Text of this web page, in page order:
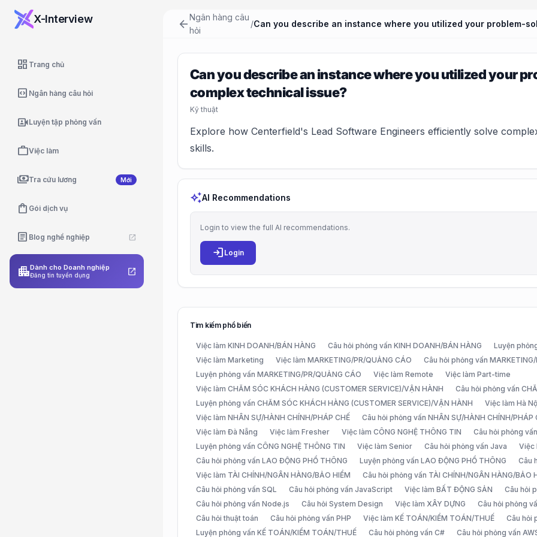
X-Interview
dashboard Trang chủ
code_blocks Ngân hàng câu hỏi
video_camera_frontLuyện tập phỏng vấn
workViệc làm
paymentsTra cứu lương Mới
shopping_bag Gói dịch vụ
article Blog nghề nghiệp open_in_new
apartmentDành cho Doanh nghiệp
Đăng tin tuyển dụng open_in_new
arrow_backNgân hàng câu
hỏi
/
Can you describe an instance where you utilized your
complex technical issue?
Kỹ thuật
Explore how Centerfield's Lead Software Engineers efficiently solve
skills.
auto_awesomeAI Recommendations
Login to view the full AI recommendations.
login Login
Tìm kiếm phổ biến
Việc làm KINH DOANH/BÁN HÀNG Câu hỏi phỏng vấn KINH DOANH/BÁN HÀNG Luyện
Việc làm Marketing
Việc làm MARKETING/PR/QUẢNG CÁO
Câu hỏi phỏng vấn
Luyện phỏng vấn MARKETING/PR/QUẢNG CÁO
Việc làm Remote
Việc làm Part-time
Việc làm CHĂM SÓC KHÁCH HÀNG (CUSTOMER SERVICE)/VẬN HÀNH
Câu hỏi phỏng vấn
Luyện phỏng vấn CHĂM SÓC KHÁCH HÀNG (CUSTOMER SERVICE)/VẬN HÀNH
Việc làm Hà
Việc làm NHÂN SỰ/HÀNH CHÍNH/PHÁP CHẾ
Câu hỏi phỏng vấn NHÂN SỰ/HÀNH CHÍNH/PHÁP
Việc làm Đà Nẵng
Việc làm Fresher Việc làm CÔNG NGHỆ THÔNG TIN
Câu hỏi phỏng
Luyện phỏng vấn CÔNG NGHỆ THÔNG TIN
Việc làm Senior Câu hỏi phỏng vấn Java
Việc
Câu hỏi phỏng vấn LAO ĐỘNG PHỔ THÔNG
Luyện phỏng vấn LAO ĐỘNG PHỔ THÔNG Câu
Việc làm TÀI CHÍNH/NGÂN HÀNG/BẢO HIỂM
Câu hỏi phỏng vấn TÀI CHÍNH/NGÂN HÀNG/BẢO
Câu hỏi phỏng vấn SQL
Câu hỏi phỏng vấn JavaScript Việc làm BẤT ĐỘNG SẢN Câu hỏi
Câu hỏi phỏng vấn Node.js
Câu hỏi System Design Việc làm XÂY DỰNG Câu hỏi phỏng
Câu hỏi thuật toán
Câu hỏi phỏng vấn PHP Việc làm KẾ TOÁN/KIỂM TOÁN/THUẾ
Câu hỏi
Luyện phỏng vấn KẾ TOÁN/KIỂM TOÁN/THUẾ
Câu hỏi phỏng vấn C# Câu hỏi phỏng vấn